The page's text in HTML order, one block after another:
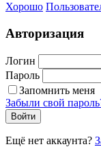
Хорошо
Авторизация
Логин
Пароль
Запомнить меня
Забыли свой
Войти
Ещё нет аккаунта?